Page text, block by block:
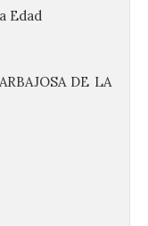
Edad
DE LA